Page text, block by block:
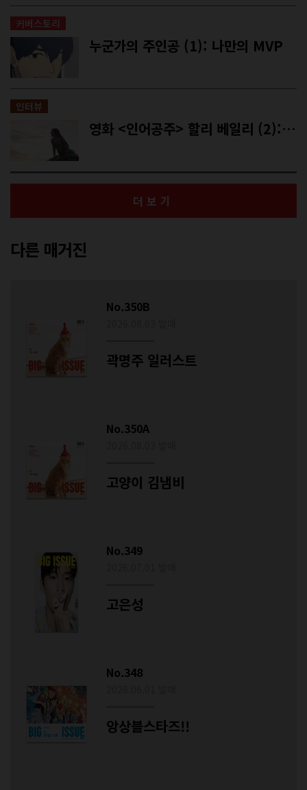
커버스토리
누군가의 주인공 (1): 나만의 MVP
인터뷰
영화 <인어공주> 할리 베일리 (2): 세상의 모든 에리얼에게
더보기
다른 매거진
No.350B
곽명주 일러스트
No.350A
고양이 김냄비
No.349
고은성
No.348
앙상블스타즈!!